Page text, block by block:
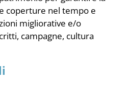
NEWS
coperture nel tempo e
migliorative e/o
campagne, cultura